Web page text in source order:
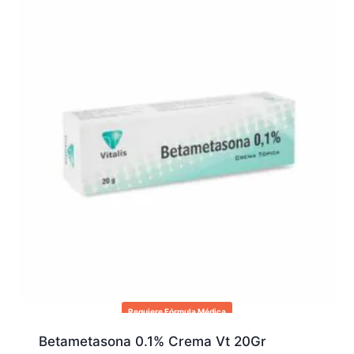
Requiere Fórmula Médica
Betametasona 0.1% Crema Vt 20Gr